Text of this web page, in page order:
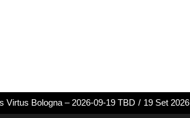
Virtus Bologna – 2026-09-19 TBD / 19 Set 2026